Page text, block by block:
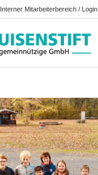
Interner Mitarbeiterbereich / Login